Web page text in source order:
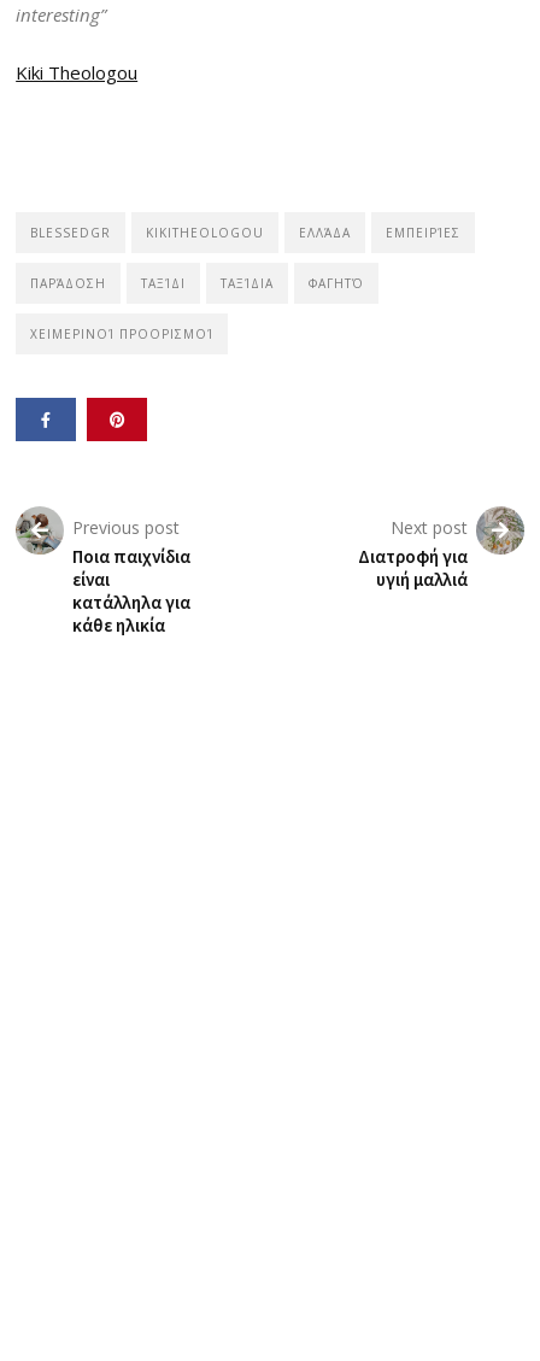
interesting”
Kiki Theologou
BLESSEDGR KIKITHEOLOGOU ΕΛΛΆΔΑ ΕΜΠΕΙΡΊΕΣ
ΠΑΡΆΔΟΣΗ ΤΑΞΊΔΙ ΤΑΞΊΔΙΑ ΦΑΓΗΤΌ
ΧΕΙΜΕΡΙΝΟΊ ΠΡΟΟΡΙΣΜΟΊ
Previous post
Ποια παιχνίδια
είναι
κατάλληλα για
κάθε ηλικία
Next post
Διατροφή για
υγιή μαλλιά